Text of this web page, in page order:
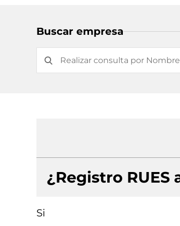
Buscar empresa
¿Registro RUES
Si